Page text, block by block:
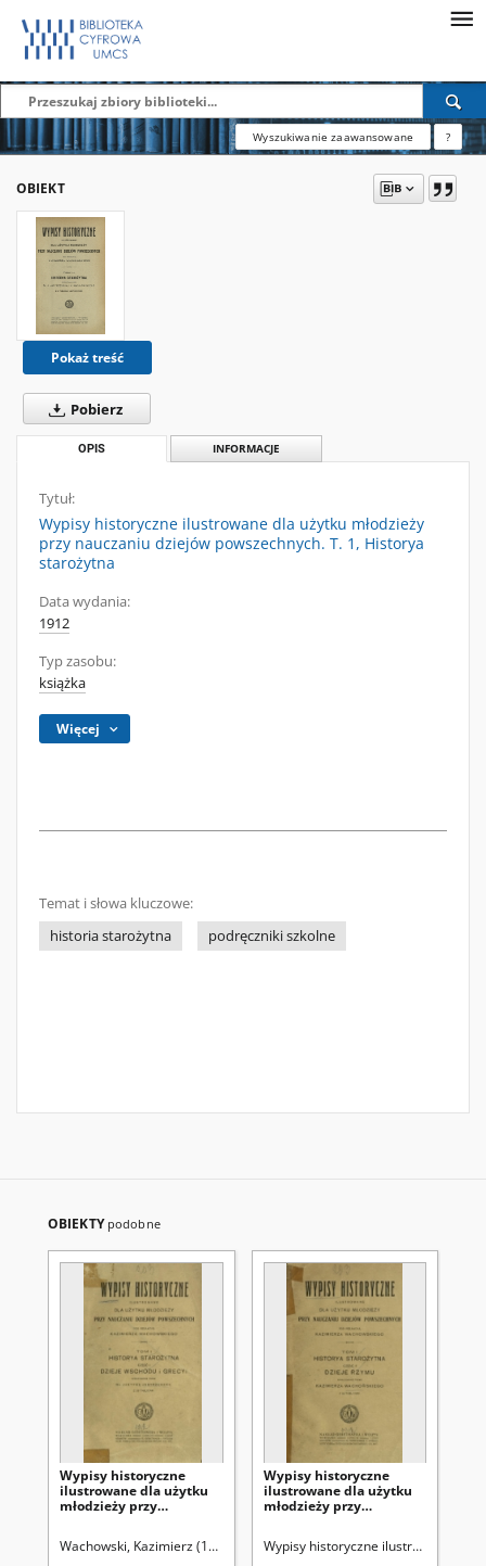
Wyszukiwanie zaawansowane ?
OBIEKT
Pokaż treść
Pobierz
OPIS INFORMACJE
Tytuł:
Wypisy historyczne ilustrowane dla użytku młodzieży
przy nauczaniu dziejów powszechnych. T. 1, Historya
starożytna
Data wydania:
1912
Typ zasobu:
książka
Więcej
Temat i słowa kluczowe:
historia starożytna
podręczniki szkolne
OBIEKTY podobne
Wypisy historyczne
ilustrowane dla użytku
młodzieży przy
Historya starożytna. Cz.
Wachowski, Kazimierz (1873-1943). Red. Jastrzębska, Justyna ( -
Wypisy historyczne
ilustrowane dla użytku
młodzieży przy
Historya starożytna. Cz.
Wypisy historyczne ilustrowane dla